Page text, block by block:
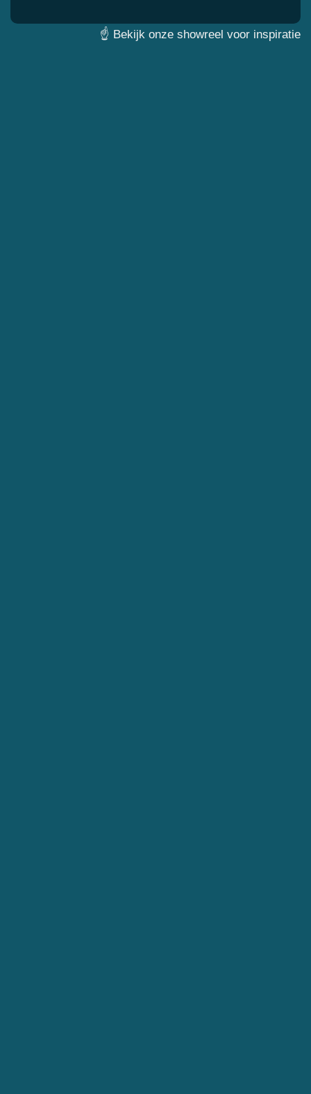
☝ Bekijk onze showreel voor inspiratie